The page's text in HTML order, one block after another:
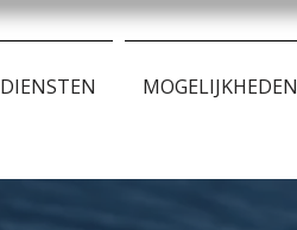
DIENSTEN MOGELIJKHEDEN